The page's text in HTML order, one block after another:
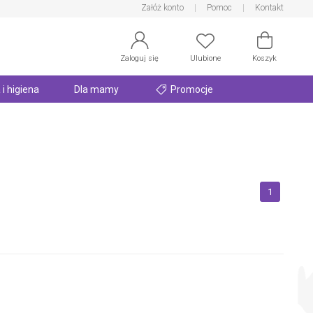
Załóż konto Pomoc Kontakt
Zaloguj się Ulubione Koszyk
i higiena Dla mamy Promocje
1